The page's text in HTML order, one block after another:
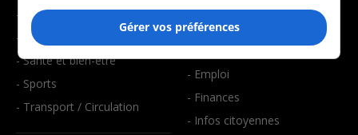
- Environnement
- Faits divers
- Santé et bien-être
- Sports
- Transport / Circulation
- Art de vivre
- Emploi
- Finances
- Infos citoyennes
Gérer vos préférences